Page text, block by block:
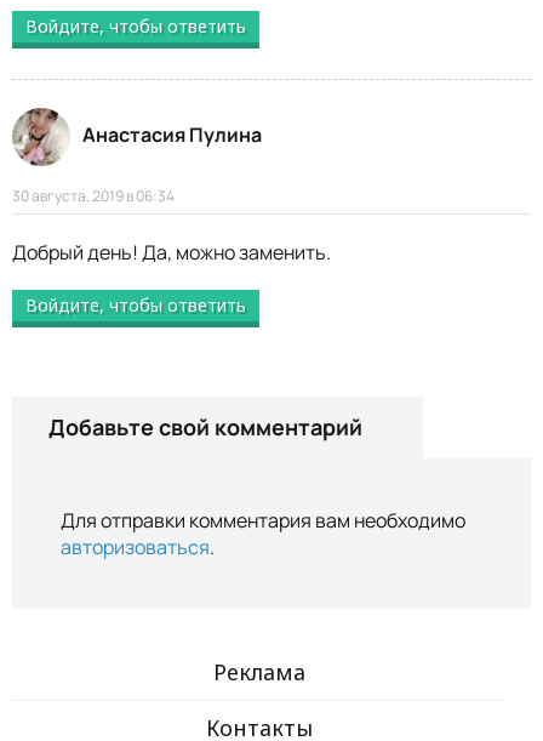
Войдите, чтобы ответить
Анастасия Пулина
30 августа, 2019 в 06:34
Добрый день! Да, можно заменить.
Войдите, чтобы ответить
Добавьте свой комментарий
Для отправки комментария вам необходимо
авторизоваться.
Реклама
Контакты